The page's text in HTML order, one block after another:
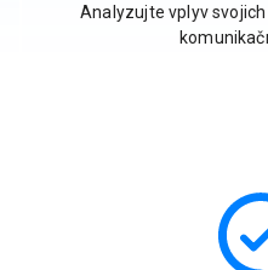
Analyzujte vplyv